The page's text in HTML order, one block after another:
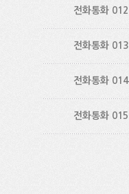
전화통화 012
전화통화 013
전화통화 014
전화통화 015